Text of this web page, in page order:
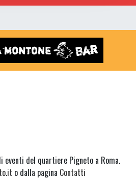
del quartiere Pigneto a Roma.
o dalla pagina Contatti